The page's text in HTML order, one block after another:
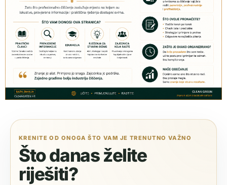
KRENITE OD ONOGA ŠTO VAM JE TRENUTNO VAŽNO
Što danas želite
riješiti?